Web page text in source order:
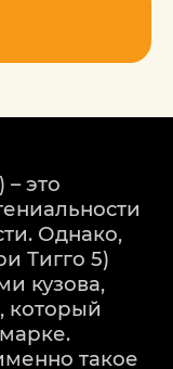
– это
Однако,
Тигго 5)
кузова,
который
такое